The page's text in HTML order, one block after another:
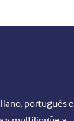
portugués e